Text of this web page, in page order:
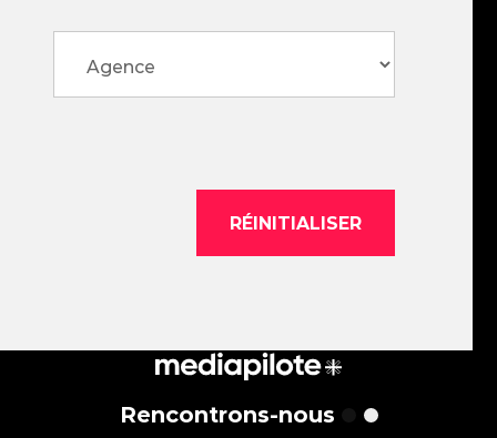
Rencontrons-nous